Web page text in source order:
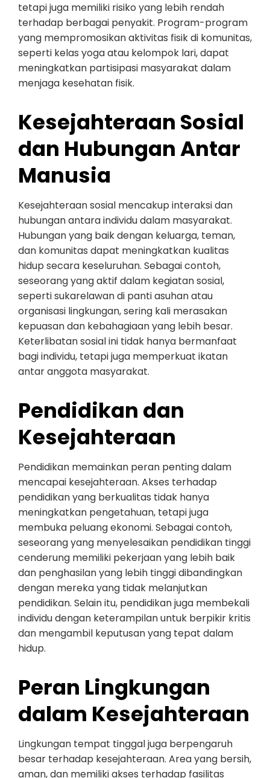
tetapi juga memiliki risiko yang lebih rendah
terhadap berbagai penyakit. Program-program
yang mempromosikan aktivitas fisik di komunitas,
seperti kelas yoga atau kelompok lari, dapat
meningkatkan partisipasi masyarakat dalam
menjaga kesehatan fisik.
Kesejahteraan Sosial
dan Hubungan Antar
Manusia
Kesejahteraan sosial mencakup interaksi dan
hubungan antara individu dalam masyarakat.
Hubungan yang baik dengan keluarga, teman,
dan komunitas dapat meningkatkan kualitas
hidup secara keseluruhan. Sebagai contoh,
seseorang yang aktif dalam kegiatan sosial,
seperti sukarelawan di panti asuhan atau
organisasi lingkungan, sering kali merasakan
kepuasan dan kebahagiaan yang lebih besar.
Keterlibatan sosial ini tidak hanya bermanfaat
bagi individu, tetapi juga memperkuat ikatan
antar anggota masyarakat.
Pendidikan dan
Kesejahteraan
Pendidikan memainkan peran penting dalam
mencapai kesejahteraan. Akses terhadap
pendidikan yang berkualitas tidak hanya
meningkatkan pengetahuan, tetapi juga
membuka peluang ekonomi. Sebagai contoh,
seseorang yang menyelesaikan pendidikan tinggi
cenderung memiliki pekerjaan yang lebih baik
dan penghasilan yang lebih tinggi dibandingkan
dengan mereka yang tidak melanjutkan
pendidikan. Selain itu, pendidikan juga membekali
individu dengan keterampilan untuk berpikir kritis
dan mengambil keputusan yang tepat dalam
hidup.
Peran Lingkungan
dalam Kesejahteraan
Lingkungan tempat tinggal juga berpengaruh
besar terhadap kesejahteraan. Area yang bersih,
aman, dan memiliki akses terhadap fasilitas